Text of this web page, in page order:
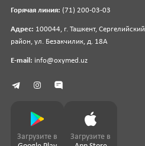
Горячая линия: (71) 200-03-03
Адрес: 100044, г. Ташкент, Сергелийский
район, ул. Безакчилик, д. 18А
E-mail: info@oxymed.uz
Загрузите в
Загрузите в